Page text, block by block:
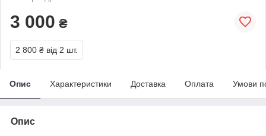
3 000 ₴
2 800 ₴ від 2 шт.
Опис Характеристики Доставка Оплата Умови
Опис